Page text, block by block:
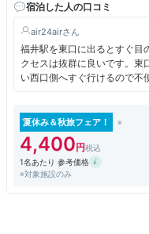
宿泊した人の口コミ
air24air
福井駅を東口に出るとすぐ目
クセスは抜群に良いです。東
い西口側へすぐ行けるので不
泊まったのはシングルですが
ペースに余裕があって快適で
ありがたかったです。バスル
朝食無しの素泊まりプランに
色々揃っていますし、お得感
夏休み＆秋旅フェア！
4,400
1名あたり 参考価格
※対象施設のみ